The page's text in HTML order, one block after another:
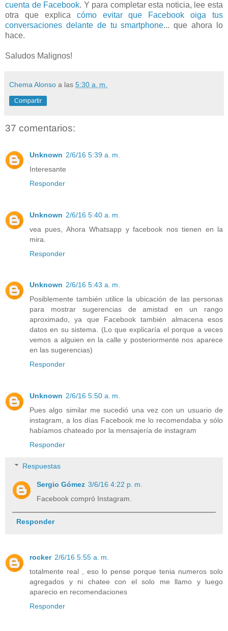
cuenta de Facebook. Y para completar esta noticia, lee esta
otra que explica cómo evitar que Facebook oiga tus
conversaciones delante de tu smartphone... que ahora lo
hace.
Saludos Malignos!
Chema Alonso a las 5:30 a. m.
Compartir
37 comentarios:
Unknown 2/6/16 5:39 a. m.
Interesante
Responder
Unknown 2/6/16 5:40 a. m.
vea pues, Ahora Whatsapp y facebook nos tienen en la
mira.
Responder
Unknown 2/6/16 5:43 a. m.
Posiblemente también utilice la ubicación de las personas
para mostrar sugerencias de amistad en un rango
aproximado, ya que Facebook también almacena esos
datos en su sistema. (Lo que explicaría el porque a veces
vemos a alguien en la calle y posteriormente nos aparece
en las sugerencias)
Responder
Unknown 2/6/16 5:50 a. m.
Pues algo similar me sucedió una vez con un usuario de
instagram, a los días Facebook me lo recomendaba y sólo
habíamos chateado por la mensajería de instagram
Responder
Respuestas
Sergio Gómez 3/6/16 4:22 p. m.
Facebook compró Instagram.
Responder
rocker 2/6/16 5:55 a. m.
totalmente real , eso lo pense porque tenia numeros solo
agregados y ni chatee con el solo me llamo y luego
aparecio en recomendaciones
Responder